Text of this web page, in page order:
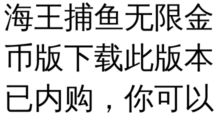
海王捕鱼无限金
币版下载此版本
已内购，你可以